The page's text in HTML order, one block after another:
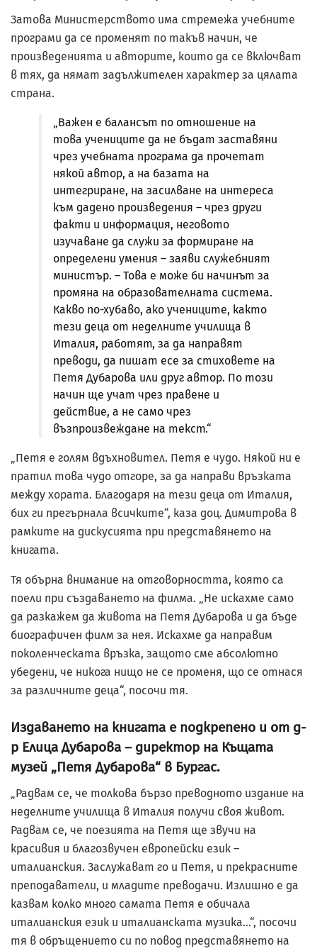
Затова Министерството има стремежа учебните
програми да се променят по такъв начин, че
произведенията и авторите, които да се включват
в тях, да нямат задължителен характер за цялата
страна.
„Важен е балансът по отношение на
това учениците да не бъдат заставяни
чрез учебната програма да прочетат
някой автор, а на базата на
интегриране, на засилване на интереса
към дадено произведения – чрез други
факти и информация, неговото
изучаване да служи за формиране на
определени умения – заяви служебният
министър. – Това е може би начинът за
промяна на образователната система.
Какво по-хубаво, ако учениците, както
тези деца от неделните училища в
Италия, работят, за да направят
преводи, да пишат есе за стиховете на
Петя Дубарова или друг автор. По този
начин ще учат чрез правене и
действие, а не само чрез
възпроизвеждане на текст.“
„Петя е голям вдъхновител. Петя е чудо. Някой ни е
пратил това чудо отгоре, за да направи връзката
между хората. Благодаря на тези деца от Италия,
бих ги прегърнала всичките“, каза доц. Димитрова в
рамките на дискусията при представянето на
книгата.
Тя обърна внимание на отговорността, която са
поели при създаването на филма. „Не искахме само
да разкажем да живота на Петя Дубарова и да бъде
биографичен филм за нея. Искахме да направим
поколенческата връзка, защото сме абсолютно
убедени, че никога нищо не се променя, що се отнася
за различните деца“, посочи тя.
Издаването на книгата е подкрепено и от д-
р Елица Дубарова – директор на Къщата
музей „Петя Дубарова“ в Бургас.
„Радвам се, че толкова бързо преводното издание на
неделните училища в Италия получи своя живот.
Радвам се, че поезията на Петя ще звучи на
красивия и благозвучен европейски език –
италианския. Заслужават го и Петя, и прекрасните
преподаватели, и младите преводачи. Излишно е да
казвам колко много самата Петя е обичала
италианския език и италианската музика…“, посочи
тя в обръщението си по повод представянето на